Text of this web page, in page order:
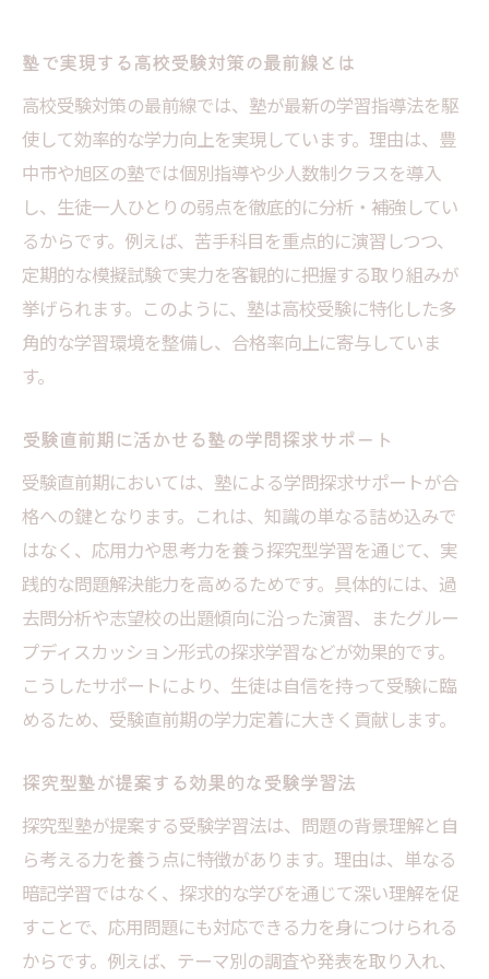
塾で実現する高校受験対策の最前線とは
高校受験対策の最前線では、塾が最新の学習指導法を駆
使して効率的な学力向上を実現しています。理由は、豊
中市や旭区の塾では個別指導や少人数制クラスを導入
し、生徒一人ひとりの弱点を徹底的に分析・補強してい
るからです。例えば、苦手科目を重点的に演習しつつ、
定期的な模擬試験で実力を客観的に把握する取り組みが
挙げられます。このように、塾は高校受験に特化した多
角的な学習環境を整備し、合格率向上に寄与していま
す。
受験直前期に活かせる塾の学問探求サポート
受験直前期においては、塾による学問探求サポートが合
格への鍵となります。これは、知識の単なる詰め込みで
はなく、応用力や思考力を養う探究型学習を通じて、実
践的な問題解決能力を高めるためです。具体的には、過
去問分析や志望校の出題傾向に沿った演習、またグルー
プディスカッション形式の探求学習などが効果的です。
こうしたサポートにより、生徒は自信を持って受験に臨
めるため、受験直前期の学力定着に大きく貢献します。
探究型塾が提案する効果的な受験学習法
探究型塾が提案する受験学習法は、問題の背景理解と自
ら考える力を養う点に特徴があります。理由は、単なる
暗記学習ではなく、探求的な学びを通じて深い理解を促
すことで、応用問題にも対応できる力を身につけられる
からです。例えば、テーマ別の調査や発表を取り入れ、